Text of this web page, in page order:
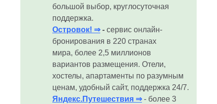
большой выбор, круглосуточная
поддержка.
Островок! ⇒- сервис онлайн-
бронирования в 220 странах
мира, более 2,5 миллионов
вариантов размещения. Отели,
хостелы, апартаменты по разумным
ценам, удобный сайт, поддержка 24/7.
Яндекс.Путешествия ⇒- более 3